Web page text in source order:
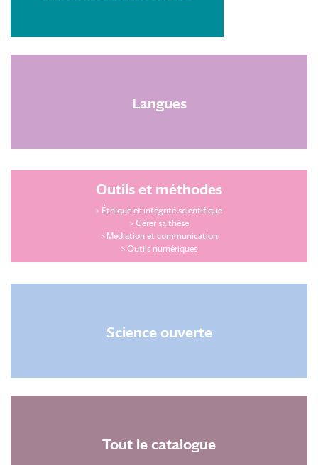
Langues
Outils et méthodes
> Éthique et intégrité scientifique
> Gérer sa thèse
> Médiation et communication
> Outils numériques
Science ouverte
Tout le catalogue